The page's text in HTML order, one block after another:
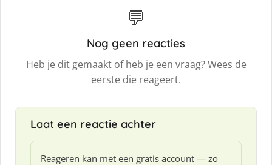
💬
Nog geen reacties
Heb je dit gemaakt of heb je een vraag? Wees de
eerste die reageert.
Laat een reactie achter
Reageren kan met een gratis account — zo